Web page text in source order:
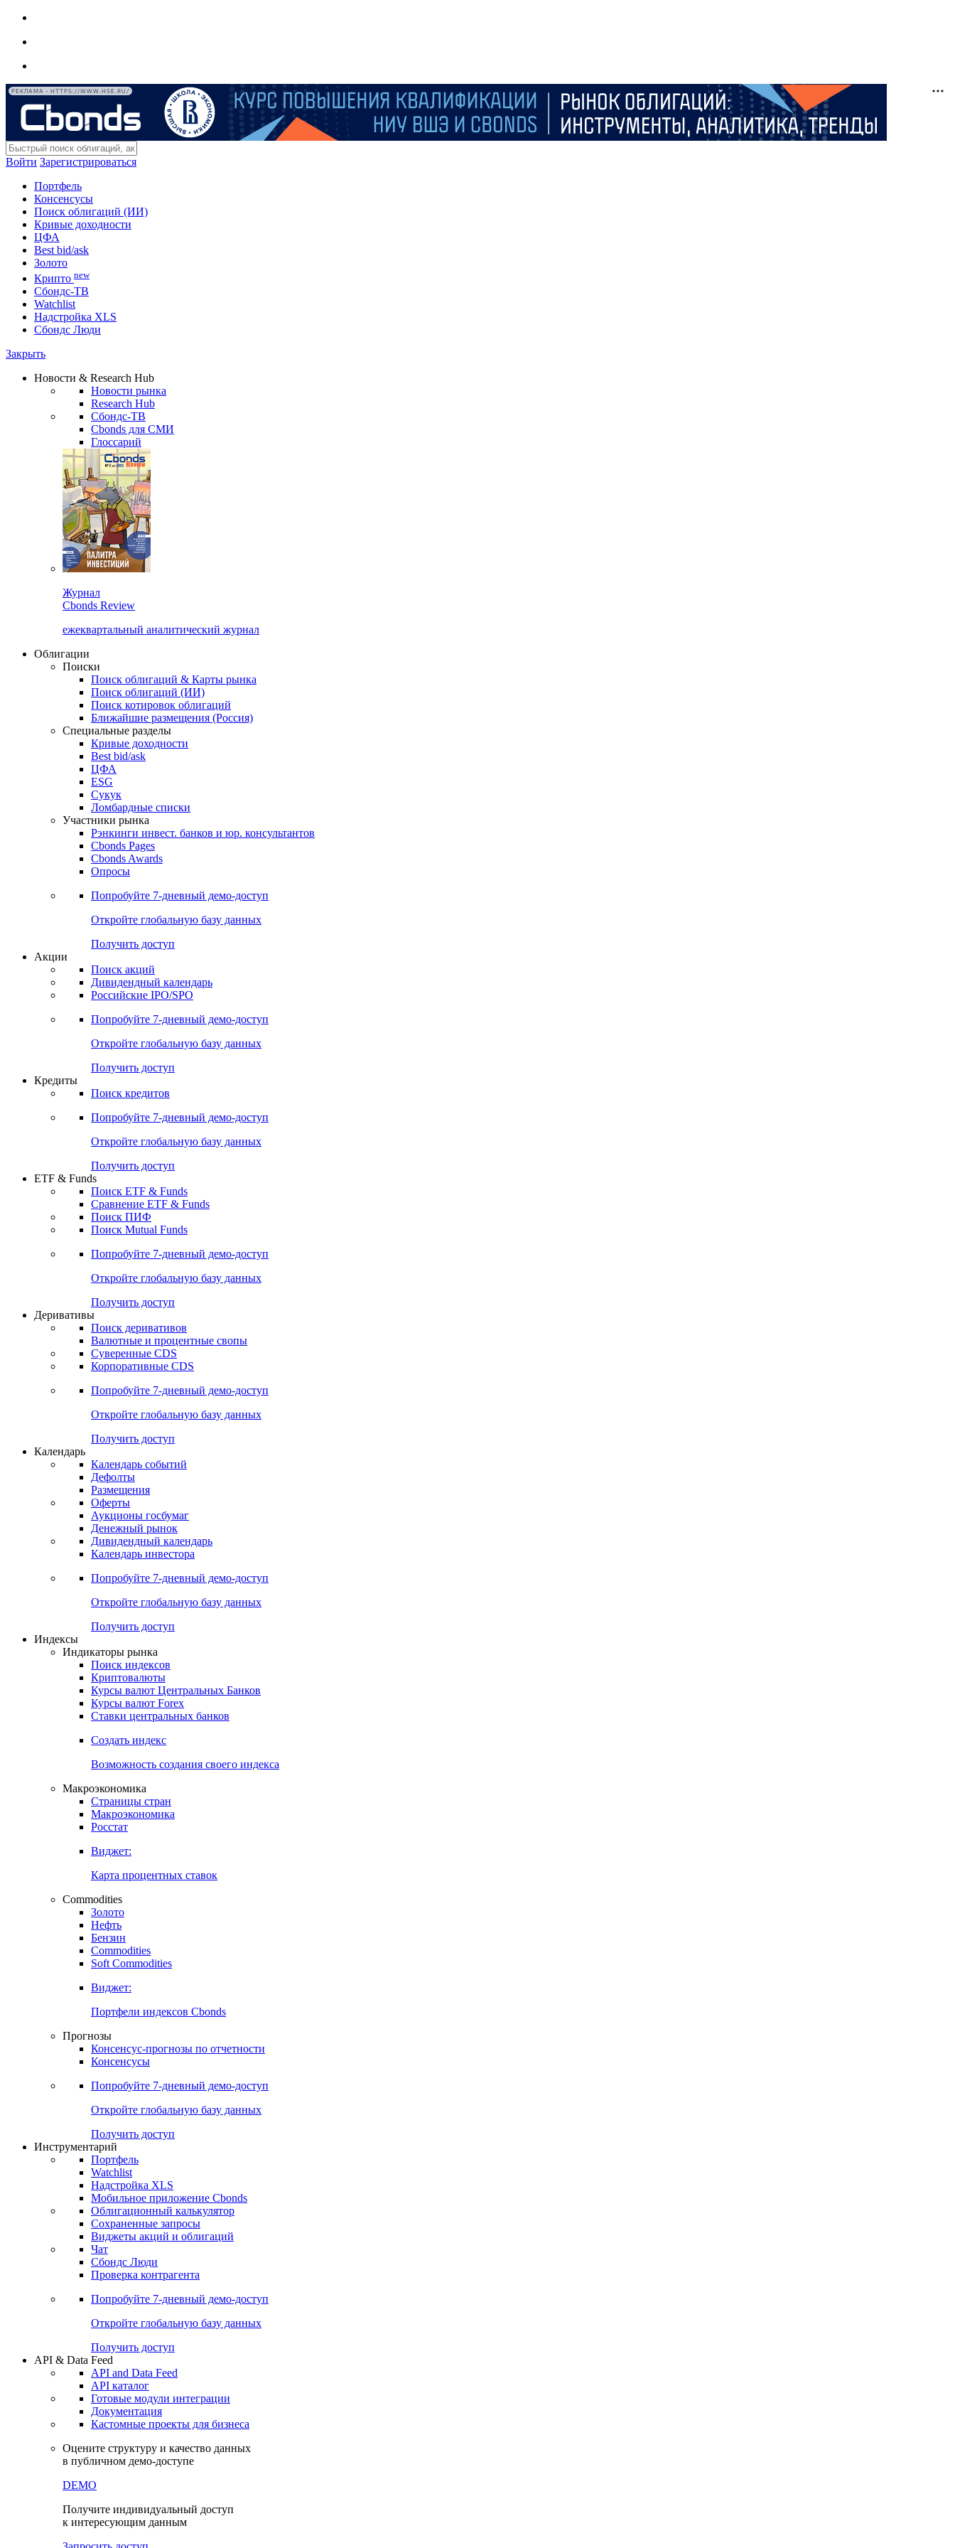
РЕКЛАМА • HTTPS://WWW.HSE.RU/
Войти Зарегистрироваться
Портфель
Консенсусы
Поиск облигаций (ИИ)
Кривые доходности
ЦФА
Best bid/ask
Золото
Крипто new
Сбондс-ТВ
Watchlist
Надстройка XLS
Сбондс Люди
Закрыть
Новости & Research Hub
Новости рынка
Research Hub
Сбондс-ТВ
Cbonds для СМИ
Глоссарий
Журнал
Cbonds Review
ежеквартальный аналитический журнал
Облигации
Поиски
Поиск облигаций & Карты рынка
Поиск облигаций (ИИ)
Поиск котировок облигаций
Ближайшие размещения (Россия)
Специальные разделы
Кривые доходности
Best bid/ask
ЦФА
ESG
Сукук
Ломбардные списки
Участники рынка
Рэнкинги инвест. банков и юр. консультантов
Cbonds Pages
Cbonds Awards
Опросы
Попробуйте 7-дневный демо-доступ
Откройте глобальную базу данных
Получить доступ
Акции
Поиск акций
Дивидендный календарь
Российские IPO/SPO
Попробуйте 7-дневный демо-доступ
Откройте глобальную базу данных
Получить доступ
Кредиты
Поиск кредитов
Попробуйте 7-дневный демо-доступ
Откройте глобальную базу данных
Получить доступ
ETF & Funds
Поиск ETF & Funds
Сравнение ETF & Funds
Поиск ПИФ
Поиск Mutual Funds
Попробуйте 7-дневный демо-доступ
Откройте глобальную базу данных
Получить доступ
Деривативы
Поиск деривативов
Валютные и процентные свопы
Суверенные CDS
Корпоративные CDS
Попробуйте 7-дневный демо-доступ
Откройте глобальную базу данных
Получить доступ
Календарь
Календарь событий
Дефолты
Размещения
Оферты
Аукционы госбумаг
Денежный рынок
Дивидендный календарь
Календарь инвестора
Попробуйте 7-дневный демо-доступ
Откройте глобальную базу данных
Получить доступ
Индексы
Индикаторы рынка
Поиск индексов
Криптовалюты
Курсы валют Центральных Банков
Курсы валют Forex
Ставки центральных банков
Создать индекс
Возможность создания своего индекса
Макроэкономика
Страницы стран
Макроэкономика
Росстат
Виджет:
Карта процентных ставок
Commodities
Золото
Нефть
Бензин
Commodities
Soft Commodities
Виджет:
Портфели индексов Cbonds
Прогнозы
Консенсус-прогнозы по отчетности
Консенсусы
Попробуйте 7-дневный демо-доступ
Откройте глобальную базу данных
Получить доступ
Инструментарий
Портфель
Watchlist
Надстройка XLS
Мобильное приложение Cbonds
Облигационный калькулятор
Сохраненные запросы
Виджеты акций и облигаций
Чат
Сбондс Люди
Проверка контрагента
Попробуйте 7-дневный демо-доступ
Откройте глобальную базу данных
Получить доступ
API & Data Feed
API and Data Feed
API каталог
Готовые модули интеграции
Документация
Кастомные проекты для бизнеса
Оцените структуру и качество данных
в публичном демо-доступе
DEMO
Получите индивидуальный доступ
к интересующим данным